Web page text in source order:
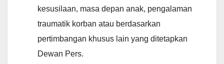
kesusilaan, masa depan anak, pengalaman
traumatik korban atau berdasarkan
pertimbangan khusus lain yang ditetapkan
Dewan Pers.